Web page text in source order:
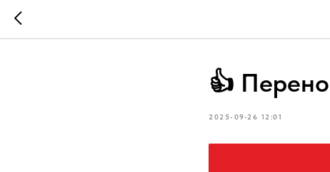
👍
2025-09-26 12:01